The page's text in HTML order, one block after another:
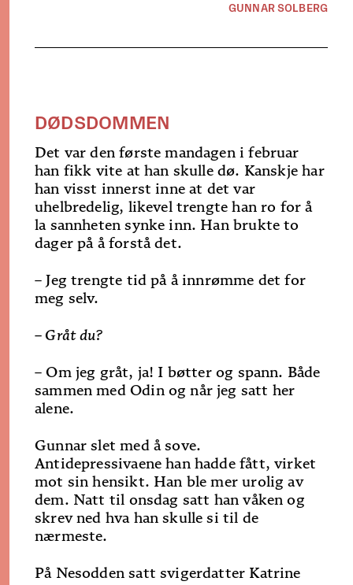
GUNNAR SOLBERG
DØDSDOMMEN
Det var den første mandagen i februar
han fikk vite at han skulle dø. Kanskje har
han visst innerst inne at det var
uhelbredelig, likevel trengte han ro for å
la sannheten synke inn. Han brukte to
dager på å forstå det.
– Jeg trengte tid på å innrømme det for
meg selv.
– Gråt du?
– Om jeg gråt, ja! I bøtter og spann. Både
sammen med Odin og når jeg satt her
alene.
Gunnar slet med å sove.
Antidepressivaene han hadde fått, virket
mot sin hensikt. Han ble mer urolig av
dem. Natt til onsdag satt han våken og
skrev ned hva han skulle si til de
nærmeste.
På Nesodden satt svigerdatter Katrine